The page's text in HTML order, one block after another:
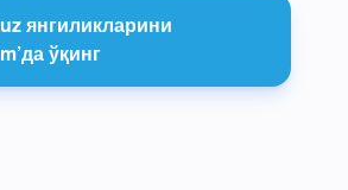
янгиликларини
ўқинг